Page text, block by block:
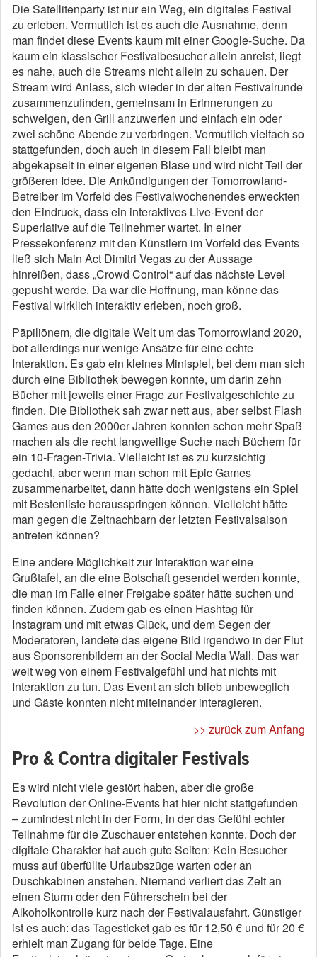
Die Satellitenparty ist nur ein Weg, ein digitales Festival
zu erleben. Vermutlich ist es auch die Ausnahme, denn
man findet diese Events kaum mit einer Google-Suche. Da
kaum ein klassischer Festivalbesucher allein anreist, liegt
es nahe, auch die Streams nicht allein zu schauen. Der
Stream wird Anlass, sich wieder in der alten Festivalrunde
zusammenzufinden, gemeinsam in Erinnerungen zu
schwelgen, den Grill anzuwerfen und einfach ein oder
zwei schöne Abende zu verbringen. Vermutlich vielfach so
stattgefunden, doch auch in diesem Fall bleibt man
abgekapselt in einer eigenen Blase und wird nicht Teil der
größeren Idee. Die Ankündigungen der Tomorrowland-
Betreiber im Vorfeld des Festivalwochenendes erweckten
den Eindruck, dass ein interaktives Live-Event der
Superlative auf die Teilnehmer wartet. In einer
Pressekonferenz mit den Künstlern im Vorfeld des Events
ließ sich Main Act Dimitri Vegas zu der Aussage
hinreißen, dass „Crowd Control“ auf das nächste Level
gepusht werde. Da war die Hoffnung, man könne das
Festival wirklich interaktiv erleben, noch groß.
Pāpiliōnem, die digitale Welt um das Tomorrowland 2020,
bot allerdings nur wenige Ansätze für eine echte
Interaktion. Es gab ein kleines Minispiel, bei dem man sich
durch eine Bibliothek bewegen konnte, um darin zehn
Bücher mit jeweils einer Frage zur Festivalgeschichte zu
finden. Die Bibliothek sah zwar nett aus, aber selbst Flash
Games aus den 2000er Jahren konnten schon mehr Spaß
machen als die recht langweilige Suche nach Büchern für
ein 10-Fragen-Trivia. Vielleicht ist es zu kurzsichtig
gedacht, aber wenn man schon mit Epic Games
zusammenarbeitet, dann hätte doch wenigstens ein Spiel
mit Bestenliste herausspringen können. Vielleicht hätte
man gegen die Zeltnachbarn der letzten Festivalsaison
antreten können?
Eine andere Möglichkeit zur Interaktion war eine
Grußtafel, an die eine Botschaft gesendet werden konnte,
die man im Falle einer Freigabe später hätte suchen und
finden können. Zudem gab es einen Hashtag für
Instagram und mit etwas Glück, und dem Segen der
Moderatoren, landete das eigene Bild irgendwo in der Flut
aus Sponsorenbildern an der Social Media Wall. Das war
weit weg von einem Festivalgefühl und hat nichts mit
Interaktion zu tun. Das Event an sich blieb unbeweglich
und Gäste konnten nicht miteinander interagieren.
>> zurück zum Anfang
Pro & Contra digitaler Festivals
Es wird nicht viele gestört haben, aber die große
Revolution der Online-Events hat hier nicht stattgefunden
– zumindest nicht in der Form, in der das Gefühl echter
Teilnahme für die Zuschauer entstehen konnte. Doch der
digitale Charakter hat auch gute Seiten: Kein Besucher
muss auf überfüllte Urlaubszüge warten oder an
Duschkabinen anstehen. Niemand verliert das Zelt an
einen Sturm oder den Führerschein bei der
Alkoholkontrolle kurz nach der Festivalausfahrt. Günstiger
ist es auch: das Tagesticket gab es für 12,50 € und für 20 €
erhielt man Zugang für beide Tage. Eine